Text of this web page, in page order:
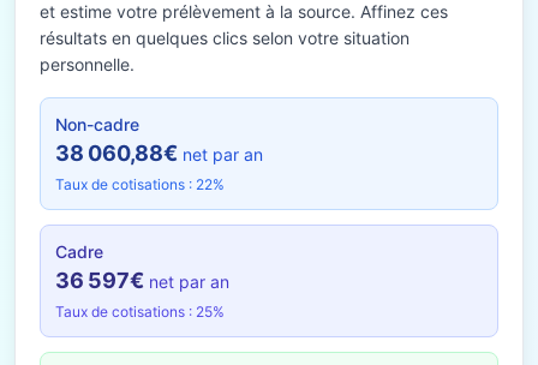
et estime votre prélèvement à la source. Affinez ces
résultats en quelques clics selon votre situation
personnelle.
Non-cadre
38 060,88€ net par an
Taux de cotisations : 22%
Cadre
36 597€ net par an
Taux de cotisations : 25%